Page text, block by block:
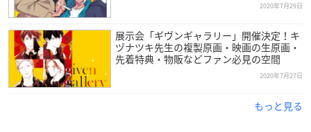
2020年7月29日
展示会「ギヴンギャラリー」開催決定！キ
ヅナツキ先生の複製原画・映画の生原画・
先着特典・物販などファン必見の空間
2020年7月27日
もっと見る